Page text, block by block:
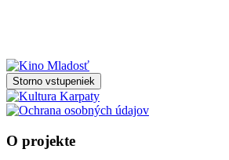
Storno vstupeniek
O projekte